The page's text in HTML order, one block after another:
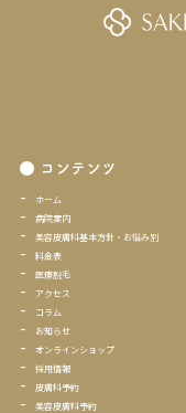
コンテンツ
ホーム
病院案内
美容皮膚科基本方針・お悩み別
料金表
医療脱毛
アクセス
コラム
お知らせ
オンラインショップ
採用情報
皮膚科予約
美容皮膚科予約